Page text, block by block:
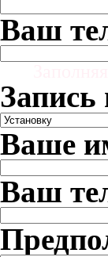
Ваш
Запись
Ваше
Ваш